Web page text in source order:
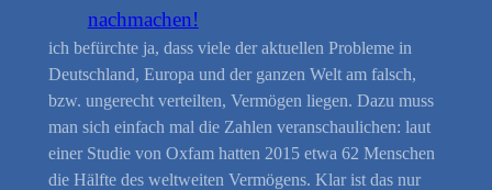
nachmachen!
ich befürchte ja, dass viele der aktuellen Probleme in
Deutschland, Europa und der ganzen Welt am falsch,
bzw. ungerecht verteilten, Vermögen liegen. Dazu muss
man sich einfach mal die Zahlen veranschaulichen: laut
einer Studie von Oxfam hatten 2015 etwa 62 Menschen
die Hälfte des weltweiten Vermögens. Klar ist das nur